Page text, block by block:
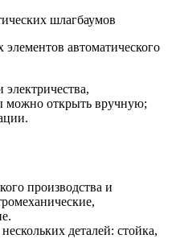
элементов автоматического
можно открыть вручную;
производства и
деталей: стойка,